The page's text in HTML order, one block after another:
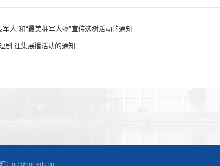
人”和“最美拥军人物”宣传选树活动的通知
剧 征集展播活动的通知
：nic@hnit.edu.cn